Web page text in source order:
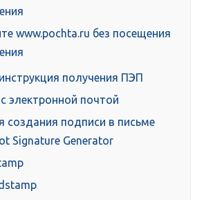
www.pochta.ru без посещения
получения ПЭП
электронной почтой
создания подписи в письме
Signature Generator